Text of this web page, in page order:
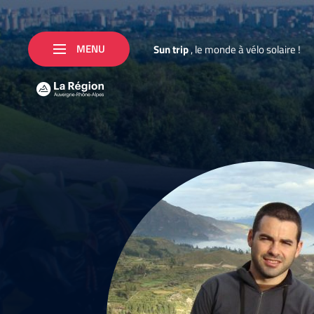
MENU Suntrip,le mondeàvélosolaire !